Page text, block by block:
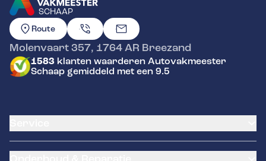
SCHAAP
GA NAAR DE HOMEPAGINA
Route
Molenvaart 357, 1764 AR Breezand
1583 klanten waarderen Autovakmeester
Schaap gemiddeld met een 9.5